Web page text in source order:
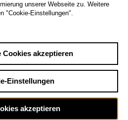
Großes Haus
unserer Webseite zu. Weitere
"Cookie-Einstellungen".
Cookies akzeptieren
Einstellungen
akzeptieren